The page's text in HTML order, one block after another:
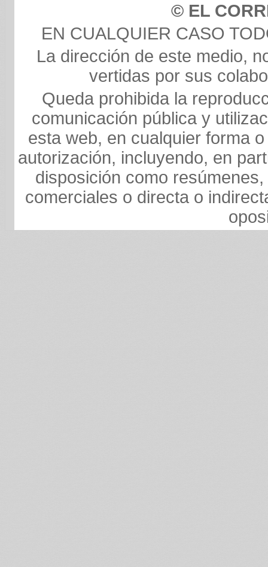
© EL
EN CUALQUIER CASO
La dirección de este medio,
vertidas por sus
Queda prohibida la
comunicación pública y
esta web, en cualquier forma
autorización, incluyendo, en
disposición como
comerciales o directa o